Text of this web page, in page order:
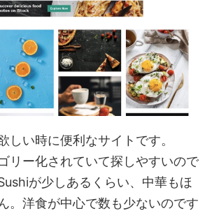
しい時に便利なサイトです。
リー化されていて探しやすいので
が少しあるくらい、中華もほ
。洋食が中心で数も少ないのです